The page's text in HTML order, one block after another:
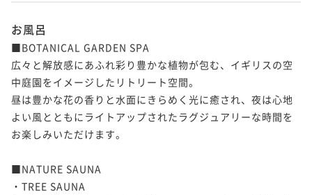
お風呂
■BOTANICAL GARDEN SPA
広々と解放感にあふれ彩り豊かな植物が包む、イギリスの空
中庭園をイメージしたリトリート空間。
昼は豊かな花の香りと水面にきらめく光に癒され、夜は心地
よい風とともにライトアップされたラグジュアリーな時間を
お楽しみいただけます。
■NATURE SAUNA
・TREE SAUNA